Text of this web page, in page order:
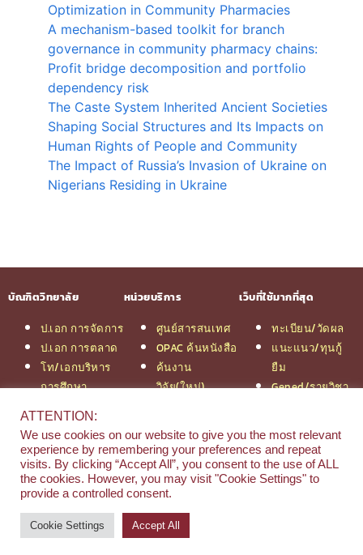
Optimization in Community Pharmacies
A mechanism-based toolkit for branch
governance in community pharmacy chains:
Profit bridge decomposition and portfolio
dependency risk
The Caste System Inherited Ancient Societies
Shaping Social Structures and Its Impacts on
Human Rights of People and Community
The Impact of Russia’s Invasion of Ukraine on
Nigerians Residing in Ukraine
บัณฑิตวิทยาลัย
ป.เอก การจัดการ
ป.เอก การตลาด
โท/เอกบริหาร
การศึกษา
สารสนเทศ
ป.โท จัดการฯ
วิศวกรรม
ป.โท นิติศาสตร์
ป.โท MBA/IMBA
หน่วยบริการ
ศูนย์สารสนเทศ
OPAC ค้นหนังสือ
ค้นงาน
วิจัย(ใหม่)
เว็บที่ใช้มากที่สุด
ทะเบียน/วัดผล
แนะแนว/ทุนกู้
ยืม
Gened/รายวิชา
ป.โท MBA
คณะ
บริหารธุรกิจ
© 2026 e-Research | Siam University
ATTENTION:
We use cookies on our website to give you the most relevant
experience by remembering your preferences and repeat
visits. By clicking “Accept All”, you consent to the use of ALL
the cookies. However, you may visit "Cookie Settings" to
provide a controlled consent.
Cookie Settings Accept All